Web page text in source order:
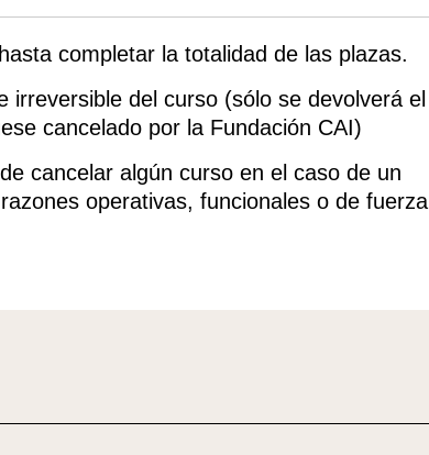
completar la totalidad de las plazas.
del curso (sólo se devolverá el
cancelado por la Fundación CAI)
cancelar algún curso en el caso de un
operativas, funcionales o de fuerza